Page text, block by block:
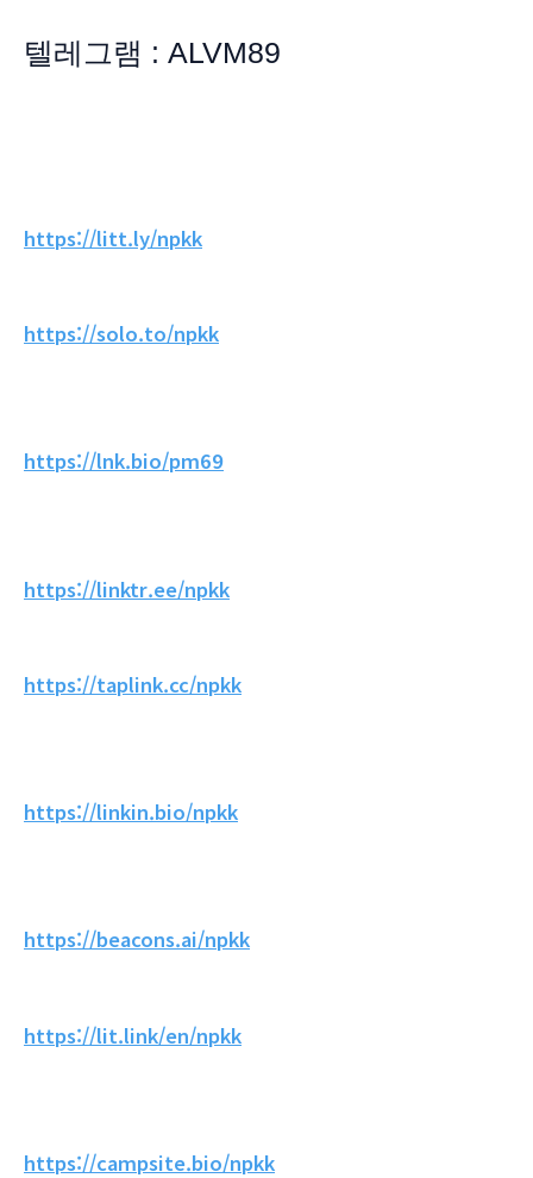
텔레그램 : ALVM89
https://litt.ly/npkk
https://solo.to/npkk
https://lnk.bio/pm69
https://linktr.ee/npkk
https://taplink.cc/npkk
https://linkin.bio/npkk
https://beacons.ai/npkk
https://lit.link/en/npkk
https://campsite.bio/npkk